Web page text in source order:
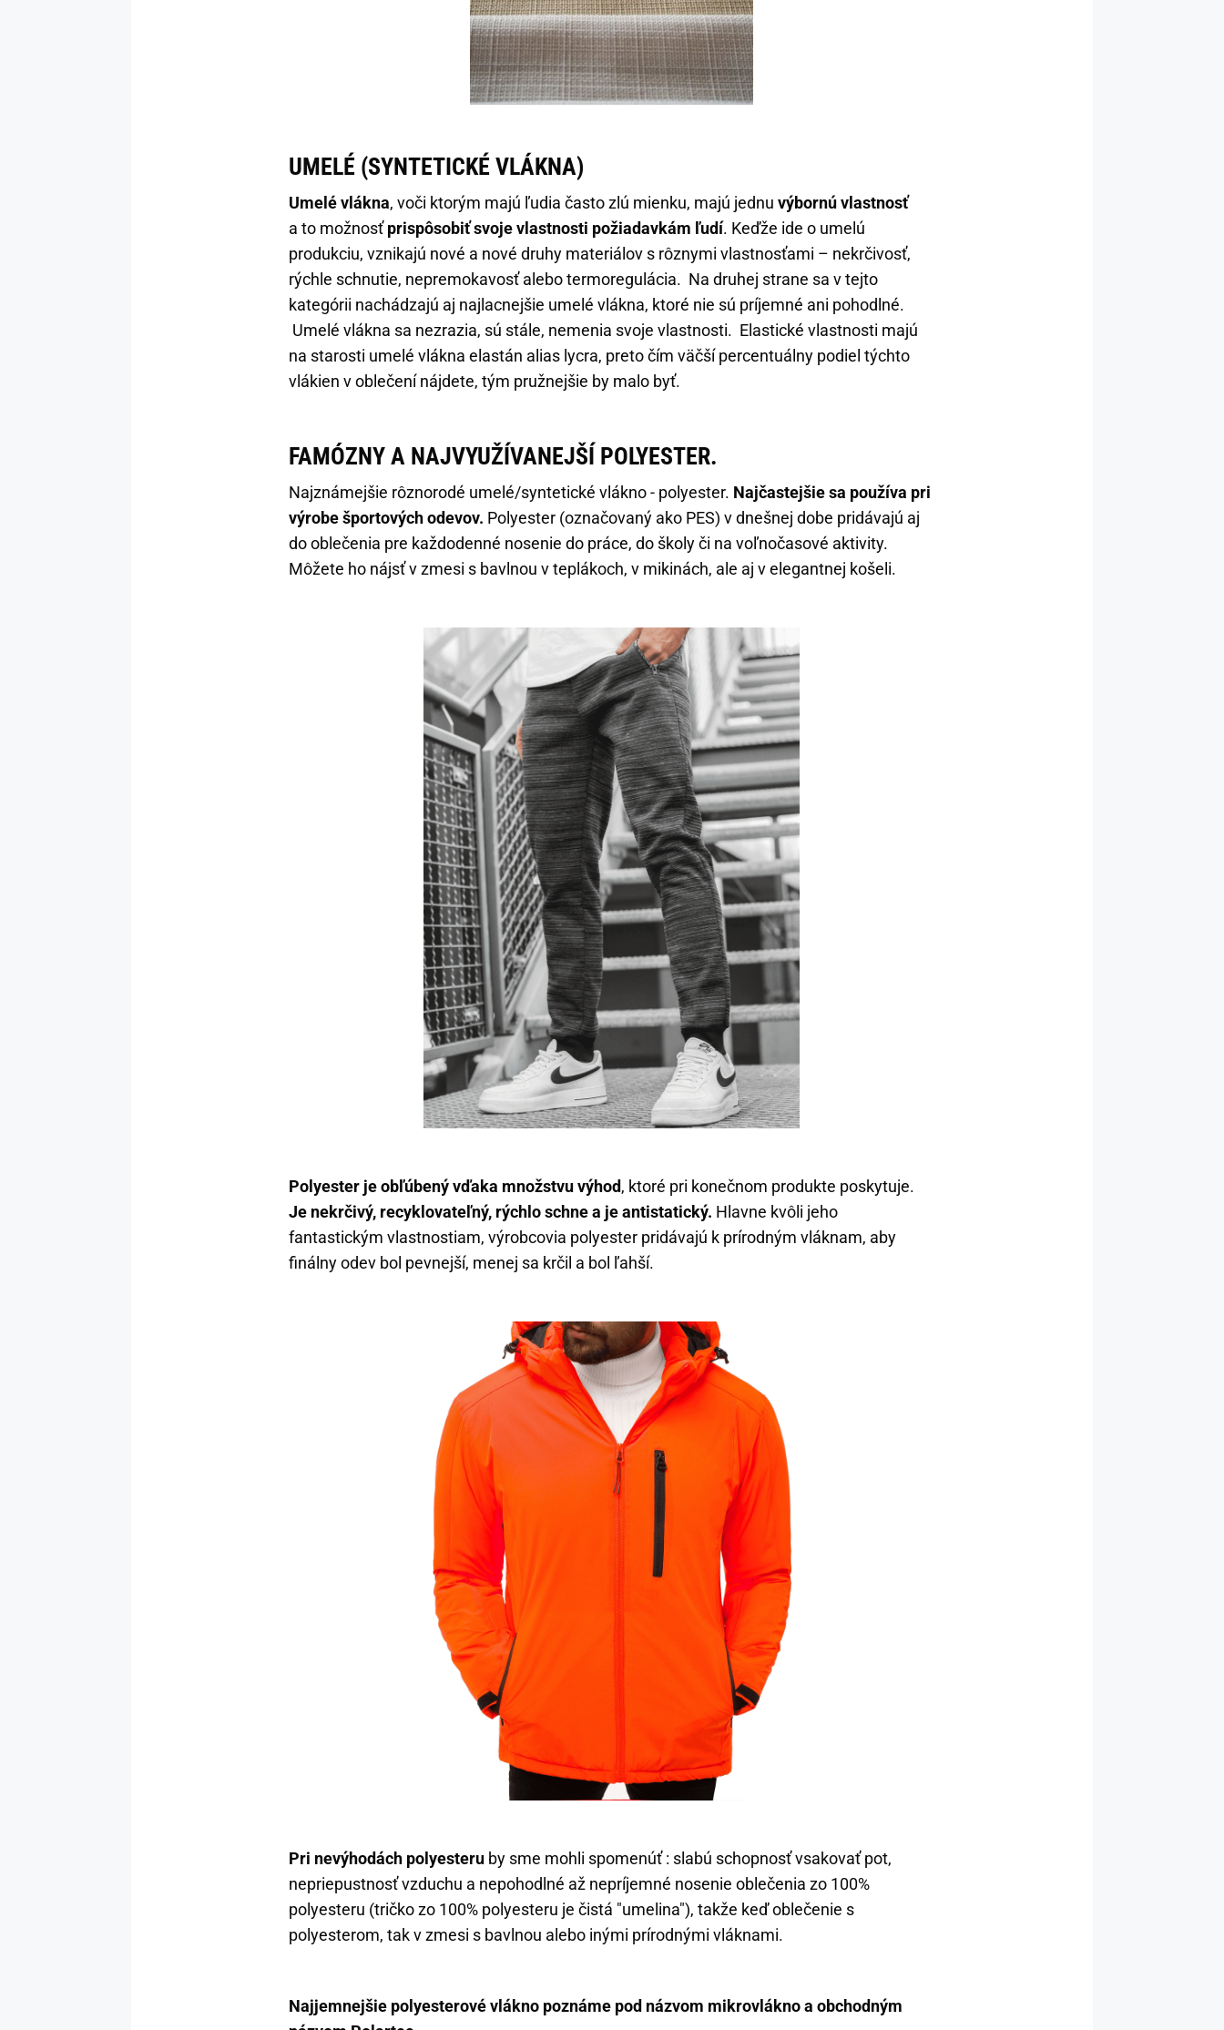
UMELÉ (SYNTETICKÉ VLÁKNA)
Umelé vlákna, voči ktorým majú ľudia často zlú mienku, majú jednu výbornú vlastnosť
a to možnosťprispôsobiť svoje vlastnosti požiadavkám ľudí. Keďže ide o umelú
produkciu, vznikajú nové a nové druhy materiálov s rôznymi vlastnosťami – nekrčivosť,
rýchle schnutie, nepremokavosť alebo termoregulácia. Na druhej strane sa v tejto
kategórii nachádzajú aj najlacnejšie umelé vlákna, ktoré nie sú príjemné ani pohodlné.
Umelé vlákna sa nezrazia, sú stále, nemenia svoje vlastnosti. Elastické vlastnosti majú
na starosti umelé vlákna elastán alias lycra, preto čím väčší percentuálny podiel týchto
vlákien v oblečení nájdete, tým pružnejšie by malo byť.
FAMÓZNY A NAJVYUŽÍVANEJŠÍ POLYESTER.
Najznámejšie rôznorodé umelé/syntetické vlákno - polyester. Najčastejšie sa používa pri
výrobe športových odevov. Polyester (označovaný ako PES) v dnešnej dobe pridávajú aj
do oblečenia pre každodenné nosenie do práce, do školy či na voľnočasové aktivity.
Môžete ho nájsť v zmesi s bavlnou v teplákoch, v mikinách, ale aj v elegantnej košeli.
Polyester je obľúbený vďaka množstvu výhod, ktoré pri konečnom produkte poskytuje.
Je nekrčivý, recyklovateľný, rýchlo schne a je antistatický. Hlavne kvôli jeho
fantastickým vlastnostiam, výrobcovia polyester pridávajú k prírodným vláknam, aby
finálny odev bol pevnejší, menej sa krčil a bol ľahší.
Pri nevýhodách polyesteruby sme mohli spomenúť : slabú schopnosť vsakovať pot,
nepriepustnosť vzduchu a nepohodlné až nepríjemné nosenie oblečenia zo 100%
polyesteru (tričko zo 100% polyesteru je čistá "umelina"), takže keď oblečenie s
polyesterom, tak v zmesi s bavlnou alebo inými prírodnými vláknami.
Najjemnejšie polyesterové vlákno poznáme pod názvom mikrovlákno a obchodným